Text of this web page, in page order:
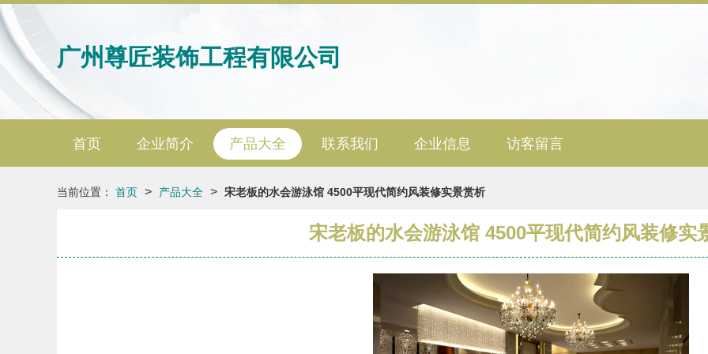
广州尊匠装饰工程有限公司
首页 企业简介 产品大全 联系我们 企业信息 访客留言
当前位置： 首页 > 产品大全 > 宋老板的水会游泳馆 4500平现代简约风装修实景赏析
宋老板的水会游泳馆 4500平现代简约风装修实